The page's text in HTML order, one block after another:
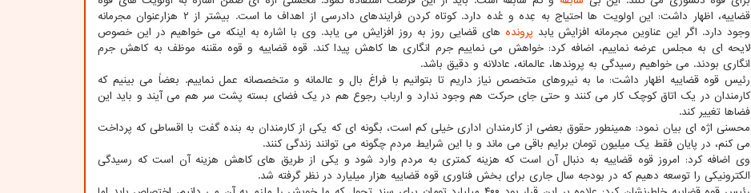
قضاییه، اظهار داشت: این اولویت ها احتیاج به عِده و عُده دارد. کوتاه کردن فرایندهای دادرسی از اهداف ما است. بیشتر از ۲ هزارعنوان مجرمانه
وجود دارد. اگر این عناوین مجرمانه افزایش یابد پرونده های قضایی روز به روز افزایش می یابد. وی با اشاره به اینکه می خواهیم در این خصوص
لایحه ای به مجلس عرضه نماییم، اضافه کرد: خواهش می نماییم جرم انگاری ها کاهش پیدا کند. قوه قضاییه و قوه مقننه موظف به کاهش جرم
انگاری بودند. می خواهیم رسیدگی به پروندها، عالمانه، عادلانه و دقیق باشد.
رئیس قوه قضاییه اظهار داشت: ما به نیروهای متخصص نیاز داریم تا بتوانیم با فراغ بال و عالمانه و متخصصانه عمل نماییم. بعضاً می بینیم که
کارمندان در یک اتاق کوچک کار می کنند و حتی جای حرکت هم وجود ندارد و ارباب رجوع هم در یک فضای بسته پشت سر هم می آیند و باید این
فضاها تغییر کند.
محسنی اژه ای بیان نمود: همینطور حقوق بعضی از کارمندان اداری خیلی کم است، بگونه ای که یکی از کارمندان به بنده گفت با اقساطی که پرداخت
می کنم، در پایان فقط یک میلیون تومان برایم باقی می ماند و با این شرایط مردم چگونه می توانند زندگی کنند.
وی اضافه کرد: امروز قوه قضاییه به دنبال آن است که هزینه کمتری به مردم وارد شود و یکی از طریق های کاهش هزینه آن است که رسیدگی
الکترونیکی را توسعه دهیم که در بودجه سال جاری برای بخش فناوری قوه قضاییه هزار میلیارد در نظر گرفته شد.